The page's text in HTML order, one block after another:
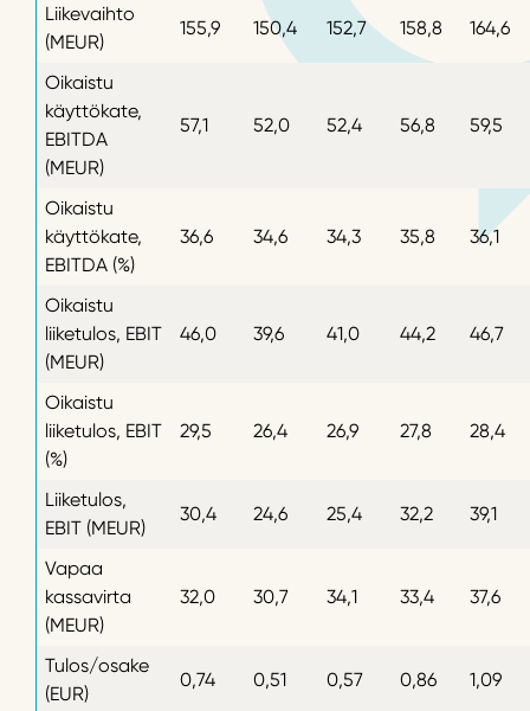
Liikevaihto
(MEUR)
155,9 150,4 152,7 158,8 164,6
Oikaistu
käyttökate,
EBITDA
(MEUR)
57,1 52,0 52,4 56,8 59,5
Oikaistu
käyttökate,
EBITDA (%)
36,6 34,6 34,3 35,8 36,1
Oikaistu
liiketulos, EBIT
(MEUR)
46,0 39,6 41,0 44,2 46,7
Oikaistu
liiketulos, EBIT
(%)
29,5 26,4 26,9 27,8 28,4
Liiketulos,
EBIT (MEUR)
30,4 24,6 25,4 32,2 39,1
Vapaa
kassavirta
(MEUR)
32,0 30,7 34,1 33,4 37,6
Tulos/osake
(EUR)
0,74 0,51 0,57 0,86 1,09